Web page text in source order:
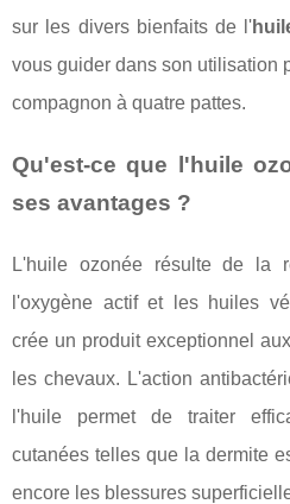
sur les divers bienfaits de l'
vous guider dans son utilisation
compagnon à quatre pattes.
Qu'est-ce que l'huile
ses avantages ?
L'huile ozonée résulte de la
l'oxygène actif et les huiles
crée un produit exceptionnel
les chevaux. L'action
l'huile permet de traiter
cutanées telles que la dermite
encore les blessures